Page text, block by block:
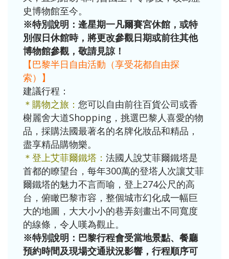
史博物館至今。
※特別說明： 逄星期一凡爾賽宮休館，或特
別假日休館時，將更改參觀日期或前往其他
博物館參觀，敬請見諒！
【巴黎半日自由活動（享受花都自由探
索）】
建議行程：
＊購物之旅： 您可以自由前往百貨公司或香
榭麗舍大道Shopping，挑選巴黎人喜愛的物
品，採購法國最著名的名牌化妝品和精品，
盡享精品購物樂。
＊登上艾菲爾鐵塔： 法國人說艾菲爾鐵塔是
首都的瞭望台，每年300萬的登塔人次讓艾菲
爾鐵塔的魅力不言而喻，登上274公尺的高
台，俯瞰巴黎市容，整個城市幻化成一幅巨
大的地圖，大大小小的巷弄刻畫出不同寬度
的線條，令人嘆為觀止。
※特別說明： 巴黎行程會受當地景點、餐廳
預約時間及現場交通狀況影響，行程順序可